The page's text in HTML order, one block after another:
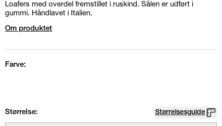
Loafers med overdel fremstillet i ruskind. Sålen er udført i
gummi. Håndlavet i Italien.
Om produktet
Farve:
Størrelse: Størrelsesguide